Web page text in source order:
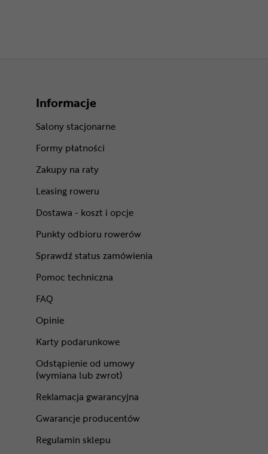
Informacje
Salony stacjonarne
Formy płatności
Zakupy na raty
Leasing roweru
Dostawa - koszt i opcje
Punkty odbioru rowerów
Sprawdź status zamówienia
Pomoc techniczna
FAQ
Opinie
Karty podarunkowe
Odstąpienie od umowy
(wymiana lub zwrot)
Reklamacja gwarancyjna
Gwarancje producentów
Regulamin sklepu